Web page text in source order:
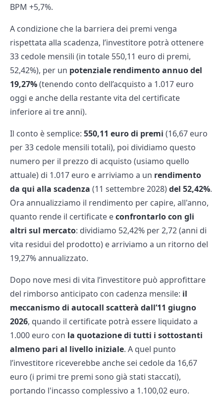
BPM +5,7%.
A condizione che la barriera dei premi venga
rispettata alla scadenza, l’investitore potrà ottenere
33 cedole mensili (in totale 550,11 euro di premi,
52,42%), per un potenziale rendimento annuo del
19,27%(tenendo conto dell’acquisto a 1.017 euro
oggi e anche della restante vita del certificate
inferiore ai tre anni).
Il conto è semplice: 550,11 euro di premi (16,67 euro
per 33 cedole mensili totali), poi dividiamo questo
numero per il prezzo di acquisto (usiamo quello
attuale) di 1.017 euro e arriviamo a un rendimento
da qui alla scadenza (11 settembre 2028)del 52,42%.
Ora annualizziamo il rendimento per capire, all'anno,
quanto rende il certificate econfrontarlo con gli
altri sul mercato: dividiamo 52,42% per 2,72 (anni di
vita residui del prodotto) e arriviamo a un ritorno del
19,27% annualizzato.
Dopo nove mesi di vita l’investitore può approfittare
del rimborso anticipato con cadenza mensile: il
meccanismo di autocall scatterà dall’11 giugno
2026, quando il certificate potrà essere liquidato a
1.000 euro con la quotazione di tutti i sottostanti
almeno pari al livello iniziale. A quel punto
l’investitore riceverebbe anche sei cedole da 16,67
euro (i primi tre premi sono già stati staccati),
portando l'incasso complessivo a 1.100,02 euro.